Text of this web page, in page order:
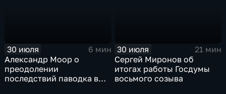
30 июля
6 мин
Александр Моор о
преодолении
последствий паводка в
30 июля
21 мин
Сергей Миронов об
итогах работы Госдумы
восьмого созыва